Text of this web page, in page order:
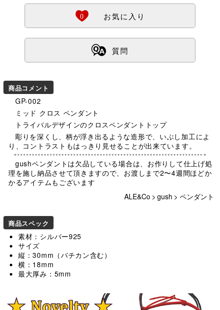
Ö
0 お気に入り
ß 質問
商品コメント
GP-002
ミッド クロス ペンダント
トライバルデザインのクロスペンダントトップ
彫りを深くし、柄が浮き出るような造形で、いぶし加工によ
り、コントラストもはっきり見せることが出来ています。
gushペンダントは欠品している場合は、お作りして仕上げ処
理を施し納品させて頂きますので、お渡しまで2〜4週間ほどか
かるアイテムもございます
ALE&Co > gush > ペンダント
商品スペック
素材：シルバー925
サイズ
縦：30mm（バチカン含む）
横：18mm
最大厚み：5mm